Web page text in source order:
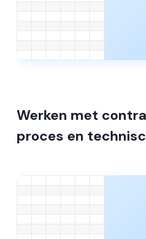
Werken met
proces en